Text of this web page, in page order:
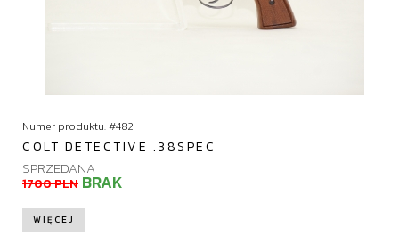
Numer produktu: #482
COLT DETECTIVE .38SPEC
SPRZEDANA
1700 PLN BRAK
WIĘCEJ